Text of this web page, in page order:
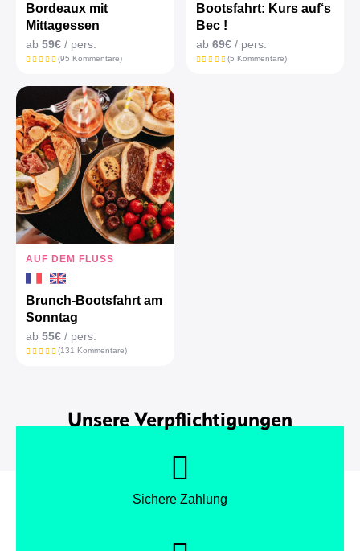
Bordeaux mit
Mittagessen
ab 59€ / pers.
(95 Kommentare)
Bootsfahrt: Kurs auf‘s
Bec !
ab 69€/ pers.
(5 Kommentare)
AUF DEM FLUSS
Brunch-Bootsfahrt am
Sonntag
ab 55€ / pers.
(131 Kommentare)
Unsere Verpflichtigungen
Sichere Zahlung